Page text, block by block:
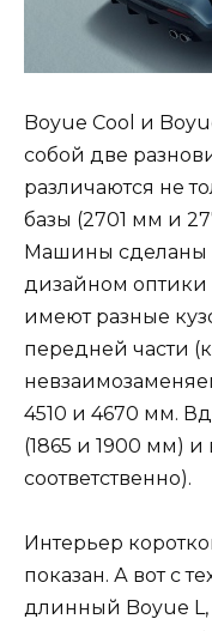
Boyue Cool и
собой две
различаются не
базы (2701 мм и
Машины сделаны
дизайном
имеют разные
передней части
4510 и 4670 мм.
(1865 и 1900 мм) и
соответственно).
Интерьер
показан. А вот с
длинный Boyue L,